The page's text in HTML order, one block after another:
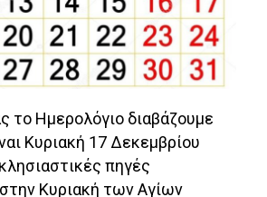
το Ημερολόγιο διαβάζουμε
Κυριακή 17 Δεκεμβρίου
πηγές
Κυριακή των Αγίων